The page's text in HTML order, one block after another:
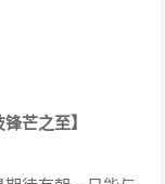
芒之至】